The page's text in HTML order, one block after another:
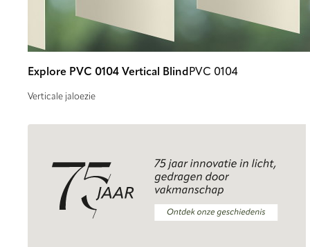
Explore PVC 0104 Vertical Blind PVC 0104
Verticale jaloezie